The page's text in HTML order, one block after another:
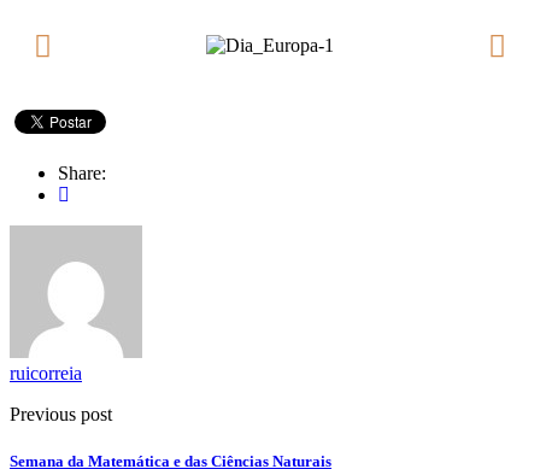
Share:
ruicorreia
Previous post
Semana da Matemática e das Ciências Naturais